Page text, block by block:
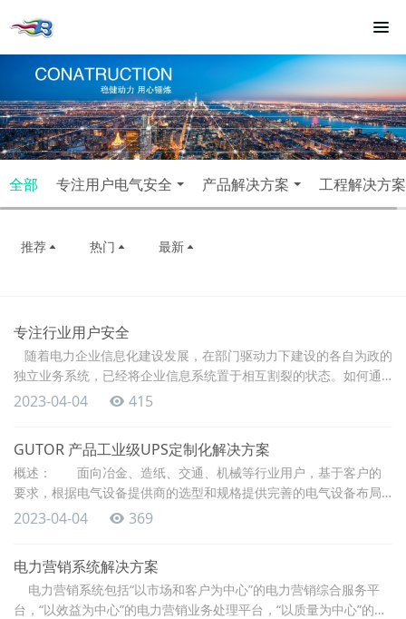
全部 专注用户电气安全 产品解决方案 工程解决方案
推荐 热门 最新
专注行业用户安全
随着电力企业信息化建设发展，在部门驱动力下建设的各自为政的
独立业务系统，已经将企业信息系统置于相互割裂的状态。如何通
过有效的规划来建立一体化平台，实现"纵向贯通、横向集成"、以服
案： 电力数据中心解决方案
2023-04-04 415
GUTOR 产品工业级UPS定制化解决方案
概述： 面向冶金、造纸、交通、机械等行业用户，基于客户的
要求，根据电气设备提供商的选型和规格提供完善的电气设备布局
和控制解决方案。 功能：专业的技术团队 电气设计团队在工业
2023-04-04 369
电力营销系统解决方案
电力营销系统包括“以市场和客户为中心”的电力营销综合服务平
台，“以效益为中心”的电力营销业务处理平台，“以质量为中心”的电